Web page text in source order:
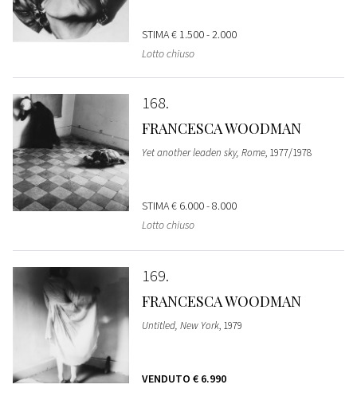
STIMA€ 1.500 - 2.000
Lotto chiuso
168
FRANCESCA WOODMAN
Yet another leaden sky, Rome, 1977/1978
STIMA€ 6.000 - 8.000
Lotto chiuso
169
FRANCESCA WOODMAN
Untitled, New York, 1979
VENDUTO € 6.990